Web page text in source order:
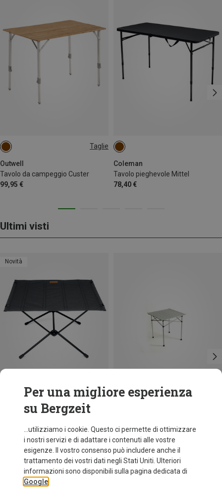
Taglie
Outwell
Tavolo da campeggio Custer
99,95 €
S
Coleman
Tavolo pieghevole Mittel
78,40 €
Ultimi visti
Novità
Risparmi 45%
Per una migliore esperienza
su Bergzeit
...utilizziamo i cookie. Questo ci permette di ottimizzare
i nostri servizi e di adattare i contenuti alle vostre
esigenze. Il vostro consenso può includere anche il
trattamento dei vostri dati negli Stati Uniti. Ulteriori
informazioni sono disponibili sulla pagina dedicata di
Google